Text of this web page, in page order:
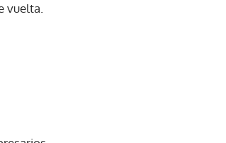
vuelta.